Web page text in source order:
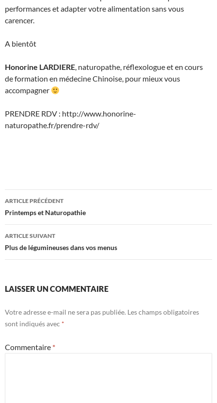
performances et adapter votre alimentation sans vous
carencer.
A bientôt
Honorine LARDIERE, naturopathe, réflexologue et en cours
de formation en médecine Chinoise, pour mieux vous
accompagner
PRENDRE RDV : http://www.honorine-
naturopathe.fr/prendre-rdv/
Navigation
des
articles
ARTICLE PRÉCÉDENT
Printemps et Naturopathie
ARTICLE SUIVANT
Plus de légumineuses dans vos menus
LAISSER UN COMMENTAIRE
Votre adresse e-mail ne sera pas publiée. Les champs obligatoires
sont indiqués avec *
Commentaire *